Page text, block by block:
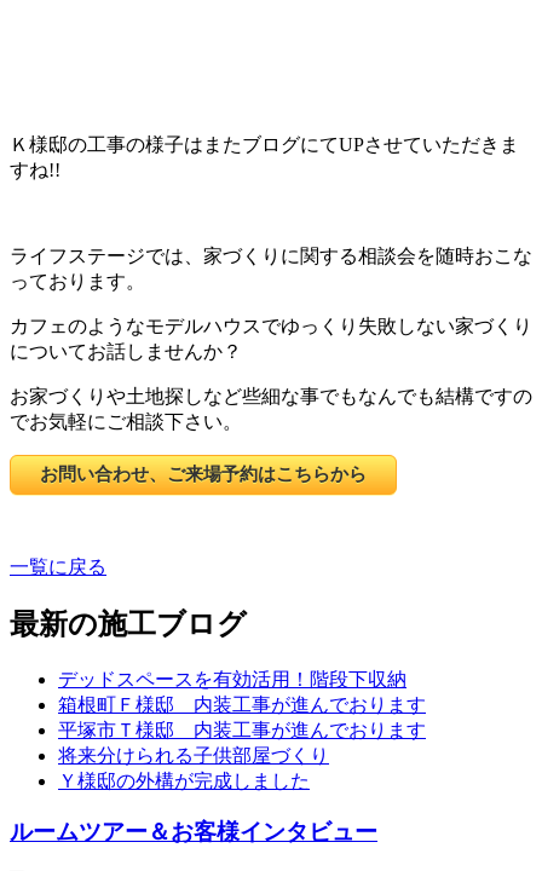
Ｋ様邸の工事の様子はまたブログにてUPさせていただきま
すね!!
ライフステージでは、家づくりに関する相談会を随時おこな
っております。
カフェのようなモデルハウスでゆっくり失敗しない家づくり
についてお話しませんか？
お家づくりや土地探しなど些細な事でもなんでも結構ですの
でお気軽にご相談下さい。
お問い合わせ、ご来場予約はこちらから
一覧に戻る
最新の施工ブログ
デッドスペースを有効活用！階段下収納
箱根町Ｆ様邸 内装工事が進んでおります
平塚市Ｔ様邸 内装工事が進んでおります
将来分けられる子供部屋づくり
Ｙ様邸の外構が完成しました
ルームツアー＆お客様インタビュー